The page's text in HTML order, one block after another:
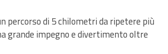
percorso di 5 chilometri da ripetere più
grande impegno e divertimento oltre